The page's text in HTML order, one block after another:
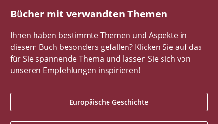
Bücher mit verwandten Themen
Ihnen haben bestimmte Themen und Aspekte in
diesem Buch besonders gefallen? Klicken Sie auf das
für Sie spannende Thema und lassen Sie sich von
unseren Empfehlungen inspirieren!
Europäische Geschichte